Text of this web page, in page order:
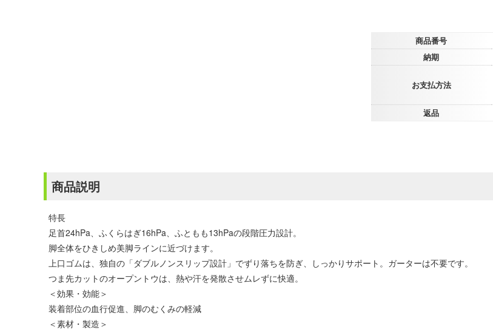
商品番号
納期
お支払方法
返品
商品説明
特長
足首24hPa、ふくらはぎ16hPa、ふともも13hPaの段階圧力設計。
脚全体をひきしめ美脚ラインに近づけます。
上口ゴムは、独自の「ダブルノンスリップ設計」でずり落ちを防ぎ、しっかりサポート。ガーターは不要です。
つま先カットのオープントウは、熱や汗を発散させムレずに快適。
＜効果・効能＞
装着部位の血行促進、脚のむくみの軽減
＜素材・製造＞